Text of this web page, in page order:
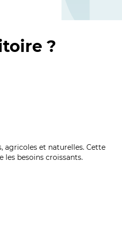
?
agricoles et naturelles. Cette
besoins croissants.